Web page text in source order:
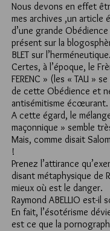
Nous devons en effet
mes archives ,un article
d’une grande
présent sur la
BLET sur l’herméneutique.
Certes, à l’époque, le
FERENC » (les « TAU »
de cette Obédience et
antisémitisme écœurant.
A cette égard, le
maçonnique » semble
Mais, comme disait
!
Prenez l’attirance
disant métaphysique de
mieux où est le danger.
Raymond ABELLIO est-il
En fait, l’ésotérisme
est ce que la